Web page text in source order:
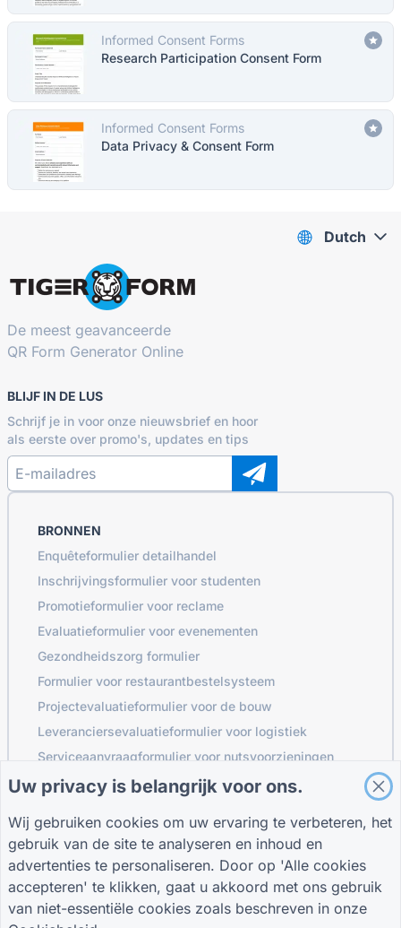
Informed Consent Forms
Research Participation Consent Form
Informed Consent Forms
Data Privacy & Consent Form
De meest geavanceerde
QR Form Generator Online
BLIJF IN DE LUS
Schrijf je in voor onze nieuwsbrief en hoor
als eerste over promo's, updates en tips
BRONNEN
Enquêteformulier detailhandel
Inschrijvingsformulier voor studenten
Promotieformulier voor reclame
Evaluatieformulier voor evenementen
Gezondheidszorg formulier
Formulier voor restaurantbestelsysteem
Projectevaluatieformulier voor de bouw
Leveranciersevaluatieformulier voor logistiek
Serviceaanvraagformulier voor nutsvoorzieningen
Klantbetrokkenheidsformulier
GIDSEN
Helpcentrum
Bloggen
TIGER FORM Gids
BEDRIJF
Over ons
Neem contact met
ons op
VOORWAARDEN
Voorwaarden
Privacybeleid
Cookie-instellingen
Dutch
Uw privacy is belangrijk voor ons.
Wij gebruiken cookies om uw ervaring te verbeteren, het
gebruik van de site te analyseren en inhoud en
advertenties te personaliseren. Door op 'Alle cookies
accepteren' te klikken, gaat u akkoord met ons gebruik
van niet-essentiële cookies zoals beschreven in onze